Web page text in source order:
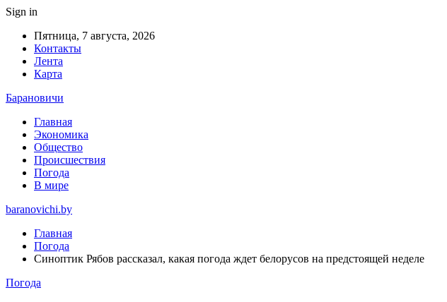
Sign in
Пятница, 7 августа, 2026
Контакты
Лента
Карта
Барановичи
Главная
Экономика
Общество
Происшествия
Погода
В мире
baranovichi.by
Главная
Погода
Синоптик Рябов рассказал, какая погода ждет белорусов на предстоящей неделе
Погода